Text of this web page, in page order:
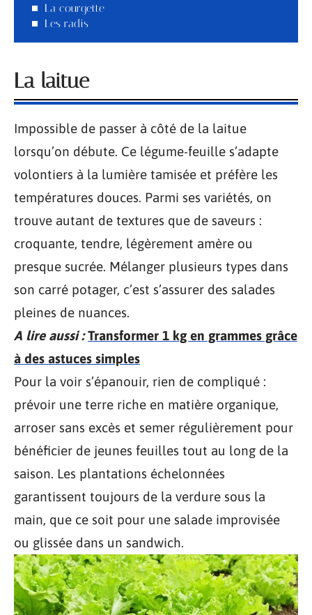
La courgette
Les radis
La laitue
Impossible de passer à côté de la laitue
lorsqu’on débute. Ce légume-feuille s’adapte
volontiers à la lumière tamisée et préfère les
températures douces. Parmi ses variétés, on
trouve autant de textures que de saveurs :
croquante, tendre, légèrement amère ou
presque sucrée. Mélanger plusieurs types dans
son carré potager, c’est s’assurer des salades
pleines de nuances.
A lire aussi : Transformer 1 kg en grammes grâce
à des astuces simples
Pour la voir s’épanouir, rien de compliqué :
prévoir une terre riche en matière organique,
arroser sans excès et semer régulièrement pour
bénéficier de jeunes feuilles tout au long de la
saison. Les plantations échelonnées
garantissent toujours de la verdure sous la
main, que ce soit pour une salade improvisée
ou glissée dans un sandwich.